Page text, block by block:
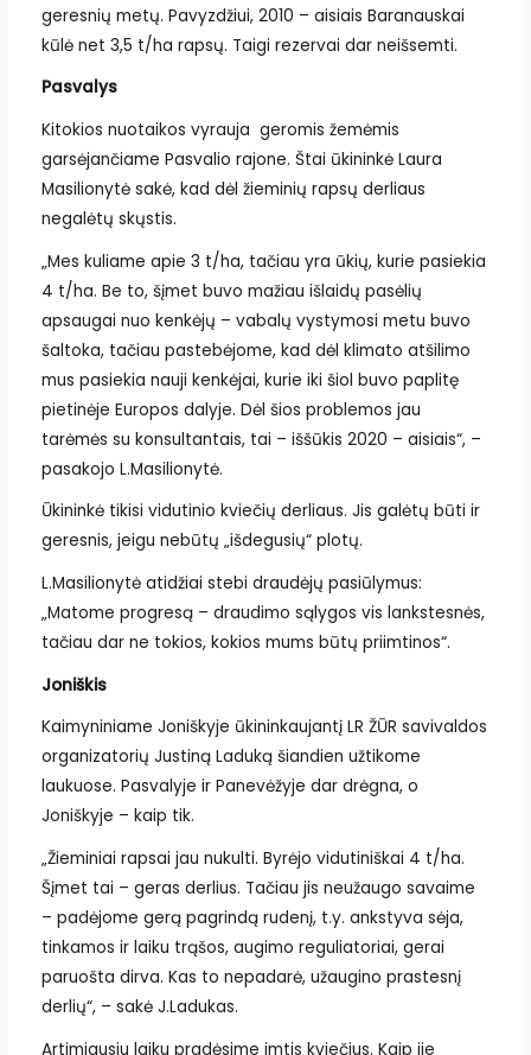
geresnių metų. Pavyzdžiui, 2010 – aisiais Baranauskai
kūlė net 3,5 t/ha rapsų. Taigi rezervai dar neišsemti.
Pasvalys
Kitokios nuotaikos vyrauja geromis žemėmis
garsėjančiame Pasvalio rajone. Štai ūkininkė Laura
Masilionytė sakė, kad dėl žieminių rapsų derliaus
negalėtų skųstis.
„Mes kuliame apie 3 t/ha, tačiau yra ūkių, kurie pasiekia
4 t/ha. Be to, šįmet buvo mažiau išlaidų pasėlių
apsaugai nuo kenkėjų – vabalų vystymosi metu buvo
šaltoka, tačiau pastebėjome, kad dėl klimato atšilimo
mus pasiekia nauji kenkėjai, kurie iki šiol buvo paplitę
pietinėje Europos dalyje. Dėl šios problemos jau
tarėmės su konsultantais, tai – iššūkis 2020 – aisiais“, –
pasakojo L.Masilionytė.
Ūkininkė tikisi vidutinio kviečių derliaus. Jis galėtų būti ir
geresnis, jeigu nebūtų „išdegusių“ plotų.
L.Masilionytė atidžiai stebi draudėjų pasiūlymus:
„Matome progresą – draudimo sąlygos vis lankstesnės,
tačiau dar ne tokios, kokios mums būtų priimtinos“.
Joniškis
Kaimyniniame Joniškyje ūkininkaujantį LR ŽŪR savivaldos
organizatorių Justiną Laduką šiandien užtikome
laukuose. Pasvalyje ir Panevėžyje dar drėgna, o
Joniškyje – kaip tik.
„Žieminiai rapsai jau nukulti. Byrėjo vidutiniškai 4 t/ha.
Šįmet tai – geras derlius. Tačiau jis neužaugo savaime
– padėjome gerą pagrindą rudenį, t.y. ankstyva sėja,
tinkamos ir laiku trąšos, augimo reguliatoriai, gerai
paruošta dirva. Kas to nepadarė, užaugino prastesnį
derlių“, – sakė J.Ladukas.
Artimiausiu laiku pradėsime imtis kviečius. Kaip jie